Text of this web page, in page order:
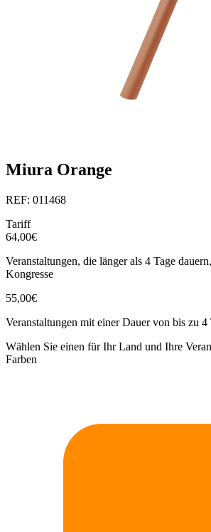
Miura Orange
REF: 011468
Tariff
64,00€
Veranstaltungen, die länger als 4 Tage
Kongresse
55,00€
Veranstaltungen mit einer Dauer von bis zu 4
Wählen Sie einen für Ihr Land und Ihre
Farben